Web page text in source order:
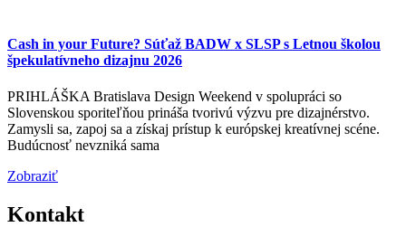
Cash in your Future? Súťaž BADW x SLSP s Letnou školou
špekulatívneho dizajnu 2026
PRIHLÁŠKA Bratislava Design Weekend v spolupráci so
Slovenskou sporiteľňou prináša tvorivú výzvu pre dizajnérstvo.
Zamysli sa, zapoj sa a získaj prístup k európskej kreatívnej scéne.
Budúcnosť nevzniká sama
Zobraziť
Kontakt